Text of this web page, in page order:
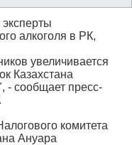
алкоголя в РК,
увеличивается
Казахстана
- сообщает пресс-
комитета
Ануара